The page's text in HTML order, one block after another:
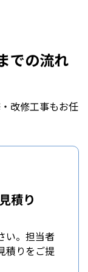
での流れ
改修工事もお任
積り
い。担当者
積りをご提